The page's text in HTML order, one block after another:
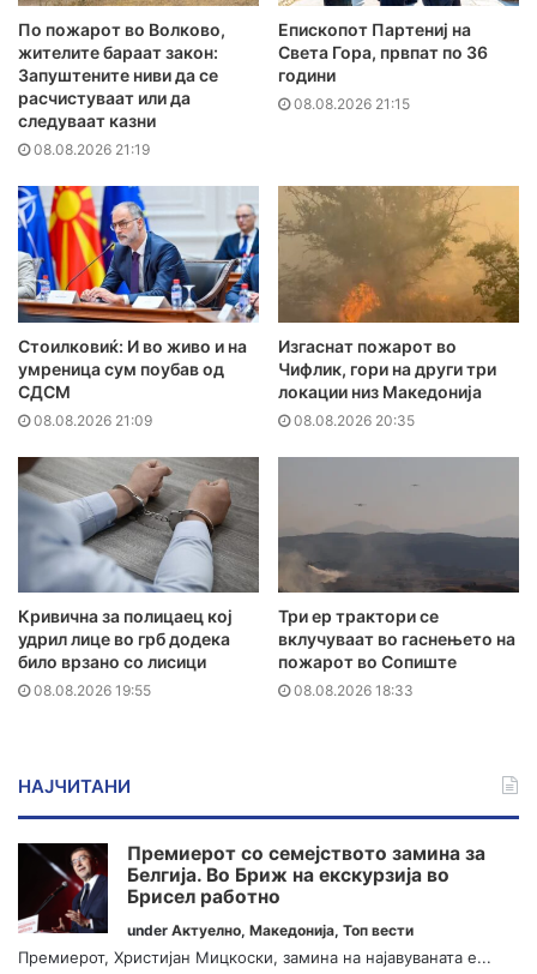
По пожарот во Волково,
жителите бараат закон:
Запуштените ниви да се
расчистуваат или да
следуваат казни
08.08.2026 21:19
Епископот Партениј на
Света Гора, првпат по 36
години
08.08.2026 21:15
Стоилковиќ: И во живо и на
умреница сум поубав од
СДСМ
08.08.2026 21:09
Изгаснат пожарот во
Чифлик, гори на други три
локации низ Македонија
08.08.2026 20:35
Кривична за полицаец кој
удрил лице во грб додека
било врзано со лисици
08.08.2026 19:55
Три ер трактори се
вклучуваат во гаснењето на
пожарот во Сопиште
08.08.2026 18:33
НАЈЧИТАНИ
Премиерот со семејството замина за
Белгија. Во Бриж на екскурзија во
Брисел работно
under Актуелно, Македонија, Топ вести
Премиерот, Христијан Мицкоски, замина на најавуваната е...